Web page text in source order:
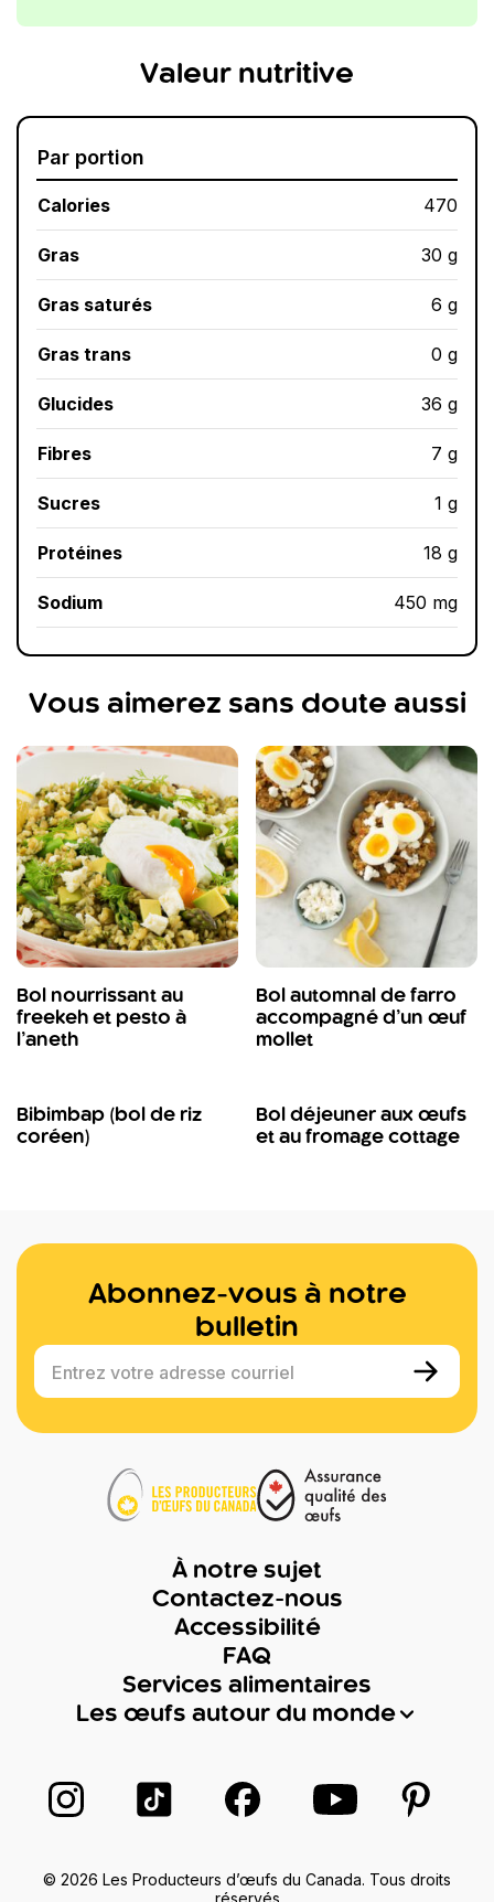
Valeur nutritive
Par portion
Calories 470
Gras 30 g
Gras saturés 6 g
Gras trans 0 g
Glucides 36 g
Fibres 7 g
Sucres 1 g
Protéines 18 g
Sodium 450 mg
Vous aimerez sans doute aussi
Bol nourrissant au
freekeh et pesto à
l’aneth
Bol automnal de farro
accompagné d’un œuf
mollet
Bibimbap (bol de riz
coréen)
Bol déjeuner aux œufs
et au fromage cottage
Abonnez-vous à notre
bulletin
Entrez votre adresse courriel
À notre sujet
Contactez-nous
Accessibilité
FAQ
Services alimentaires
Les œufs autour du monde
Suivez-nous sur Instagram
Suivez-nous sur TikTok
Suivez-nous sur Facebook
Suivez-nous sur
© 2026 Les Producteurs d’œufs du Canada. Tous droits
réservés